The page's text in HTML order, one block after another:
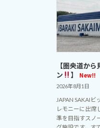
【圏央道か
ン
】 New!!
2026年8月1日
JAPAN SAKAIビ
レモニーに出席
準を目指すスノ